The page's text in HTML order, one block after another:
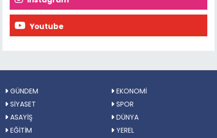
Youtube
GÜNDEM
EKONOMİ
SİYASET
SPOR
ASAYİŞ
DÜNYA
EĞİTİM
YEREL